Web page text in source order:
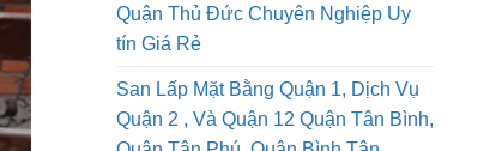
Lượng
Dịch Vụ San Lấp Mặt Bằng Quận 12,
Quận Thủ Đức Chuyên Nghiệp Uy
tín Giá Rẻ